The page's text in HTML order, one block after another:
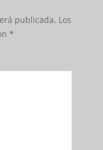
publicada. Los
*